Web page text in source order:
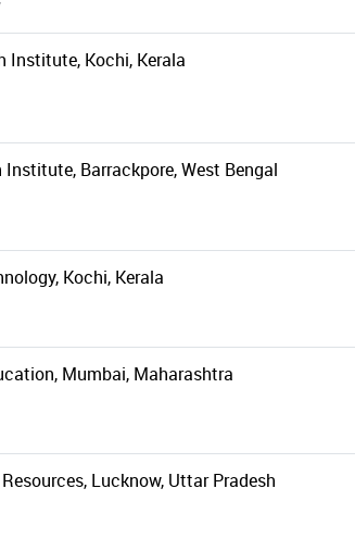
Institute, Kochi, Kerala
Barrackpore, West Bengal
Kochi, Kerala
Mumbai, Maharashtra
Lucknow, Uttar Pradesh